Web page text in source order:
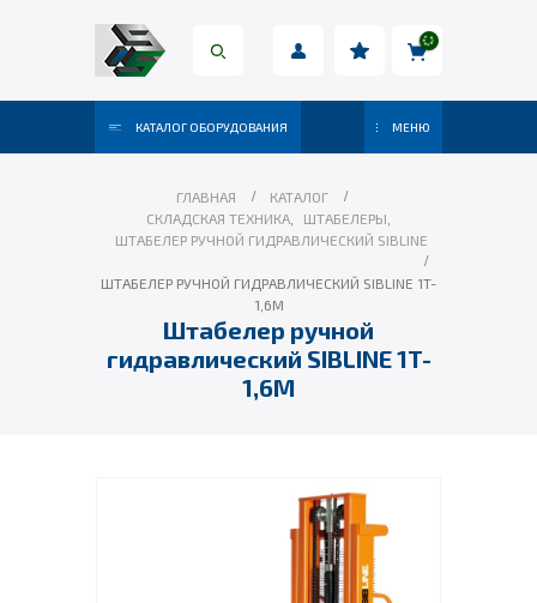
КАТАЛОГ ОБОРУДОВАНИЯ МЕНЮ
ГЛАВНАЯ
КАТАЛОГ
СКЛАДСКАЯ ТЕХНИКА
ШТАБЕЛЕРЫ
ШТАБЕЛЕР РУЧНОЙ ГИДРАВЛИЧЕСКИЙ SIBLINE
ШТАБЕЛЕР РУЧНОЙ ГИДРАВЛИЧЕСКИЙ SIBLINE 1T-
1,6M
Штабелер ручной
гидравлический SIBLINE 1T-
1,6M